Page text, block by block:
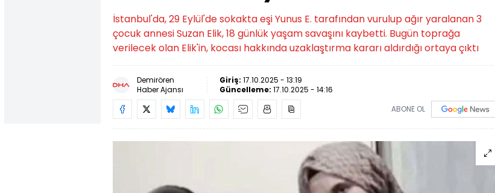
İstanbul'da, 29 Eylül'de sokakta eşi Yunus E. tarafından vurulup ağır yaralanan 3
çocuk annesi Suzan Elik, 18 günlük yaşam savaşını kaybetti. Bugün toprağa
verilecek olan Elik'in, kocası hakkında uzaklaştırma kararı aldırdığı ortaya çıktı
Demirören
Haber Ajansı
Giriş: 17.10.2025 - 13:19
Güncelleme: 17.10.2025 - 14:16
ABONE OL